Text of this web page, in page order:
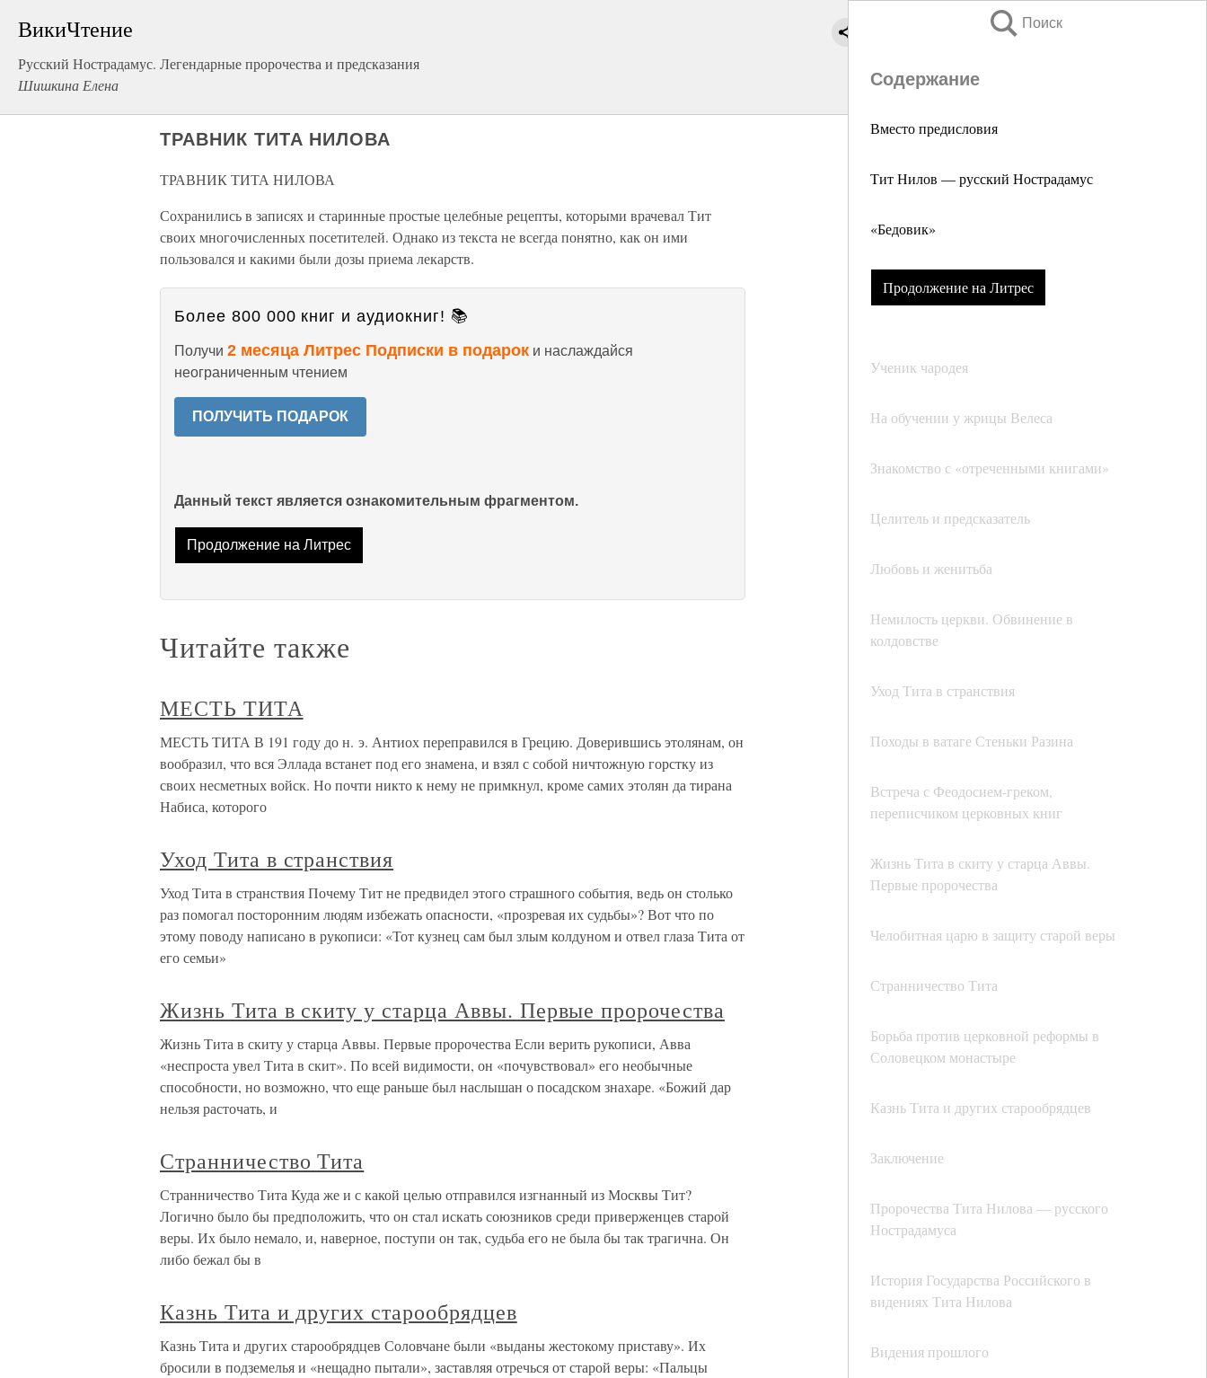
ВикиЧтение
Русский Нострадамус. Легендарные пророчества и предсказания
Шишкина Елена
Поиск
Содержание
Вместо предисловия
Тит Нилов — русский Нострадамус
«Бедовик»
Продолжение на Литрес
Ученик чародея
На обучении у жрицы Велеса
Знакомство с «отреченными книгами»
Целитель и предсказатель
Любовь и женитьба
Немилость церкви. Обвинение в
колдовстве
Уход Тита в странствия
Походы в ватаге Стеньки Разина
Встреча с Феодосием-греком,
переписчиком церковных книг
Жизнь Тита в скиту у старца Аввы.
Первые пророчества
Челобитная царю в защиту старой веры
Странничество Тита
Борьба против церковной реформы в
Соловецком монастыре
Казнь Тита и других старообрядцев
Заключение
Пророчества Тита Нилова — русского
Нострадамуса
История Государства Российского в
видениях Тита Нилова
Видения прошлого
ТРАВНИК ТИТА НИЛОВА
ТРАВНИК ТИТА НИЛОВА
Сохранились в записях и старинные простые целебные рецепты, которыми врачевал Тит
своих многочисленных посетителей. Однако из текста не всегда понятно, как он ими
пользовался и какими были дозы приема лекарств.
Более 800 000 книг и аудиокниг! 📚
Получи 2 месяца Литрес Подписки в подарок и наслаждайся
неограниченным чтением
ПОЛУЧИТЬ ПОДАРОК
Данный текст является ознакомительным фрагментом.
Продолжение на Литрес
Читайте также
МЕСТЬ ТИТА
МЕСТЬ ТИТА В 191 году до н. э. Антиох переправился в Грецию. Доверившись этолянам, он
вообразил, что вся Эллада встанет под его знамена, и взял с собой ничтожную горстку из
своих несметных войск. Но почти никто к нему не примкнул, кроме самих этолян да тирана
Набиса, которого
Уход Тита в странствия
Уход Тита в странствия Почему Тит не предвидел этого страшного события, ведь он столько
раз помогал посторонним людям избежать опасности, «прозревая их судьбы»? Вот что по
этому поводу написано в рукописи: «Тот кузнец сам был злым колдуном и отвел глаза Тита от
его семьи»
Жизнь Тита в скиту у старца Аввы. Первые пророчества
Жизнь Тита в скиту у старца Аввы. Первые пророчества Если верить рукописи, Авва
«неспроста увел Тита в скит». По всей видимости, он «почувствовал» его необычные
способности, но возможно, что еще раньше был наслышан о посадском знахаре. «Божий дар
нельзя расточать, и
Странничество Тита
Странничество Тита Куда же и с какой целью отправился изгнанный из Москвы Тит?
Логично было бы предположить, что он стал искать союзников среди приверженцев старой
веры. Их было немало, и, наверное, поступи он так, судьба его не была бы так трагична. Он
либо бежал бы в
Казнь Тита и других старообрядцев
Казнь Тита и других старообрядцев Соловчане были «выданы жестокому приставу». Их
бросили в подземелья и «нещадно пытали», заставляя отречься от старой веры: «Пальцы